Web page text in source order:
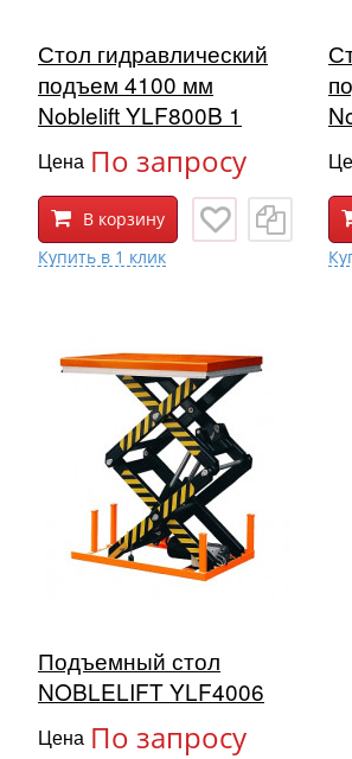
Стол гидравлический
подъем 4100 мм
Noblelift YLF800B 1
Цена По запросу
В корзину
Подъемный стол
NOBLELIFT YLF4006
Цена По запросу